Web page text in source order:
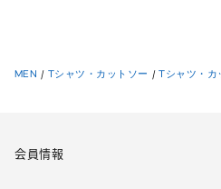
MEN / Tシャツ・カットソー / Tシャツ・カ
会員情報